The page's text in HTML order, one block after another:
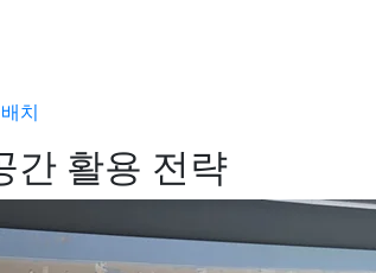
치
간 활용 전략